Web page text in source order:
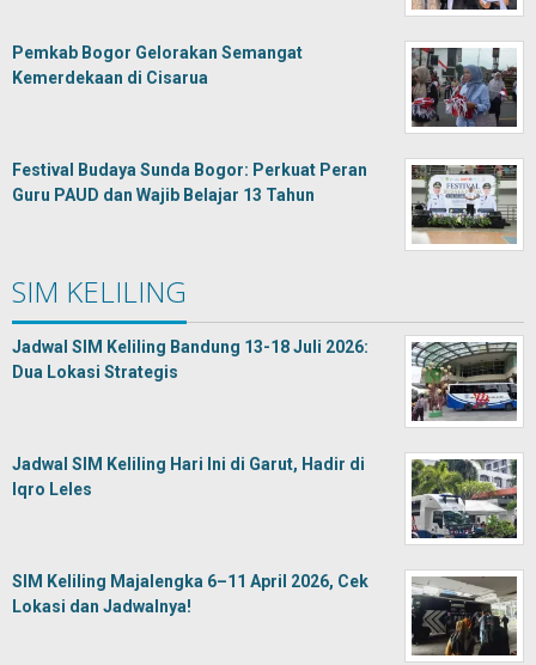
Pemkab Bogor Gelorakan Semangat
Kemerdekaan di Cisarua
Festival Budaya Sunda Bogor: Perkuat Peran
Guru PAUD dan Wajib Belajar 13 Tahun
SIM KELILING
Jadwal SIM Keliling Bandung 13-18 Juli 2026:
Dua Lokasi Strategis
Jadwal SIM Keliling Hari Ini di Garut, Hadir di
Iqro Leles
SIM Keliling Majalengka 6–11 April 2026, Cek
Lokasi dan Jadwalnya!